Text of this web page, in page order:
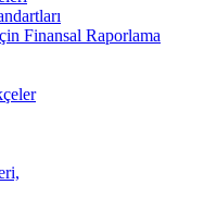
Finansal Raporlama